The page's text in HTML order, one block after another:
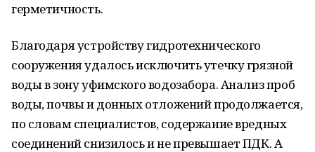
герметичность.
Благодаря устройству гидротехнического
сооружения удалось исключить утечку грязной
воды в зону уфимского водозабора. Анализ проб
воды, почвы и донных отложений продолжается,
по словам специалистов, содержание вредных
соединений снизилось и не превышает ПДК. А